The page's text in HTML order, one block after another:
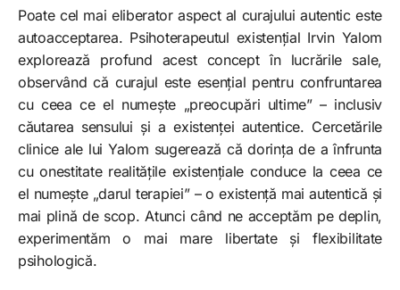
Poate cel mai eliberator aspect al curajului autentic este
autoacceptarea. Psihoterapeutul existențial Irvin Yalom
explorează profund acest concept în lucrările sale,
observând că curajul este esențial pentru confruntarea
cu ceea ce el numește „preocupări ultime” – inclusiv
căutarea sensului și a existenței autentice. Cercetările
clinice ale lui Yalom sugerează că dorința de a înfrunta
cu onestitate realitățile existențiale conduce la ceea ce
el numește „darul terapiei” – o existență mai autentică și
mai plină de scop. Atunci când ne acceptăm pe deplin,
experimentăm o mai mare libertate și flexibilitate
psihologică.